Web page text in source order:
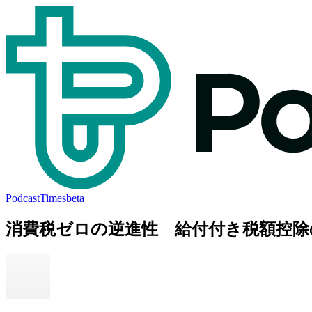
PodcastTimesbeta
消費税ゼロの逆進性 給付付き税額控除